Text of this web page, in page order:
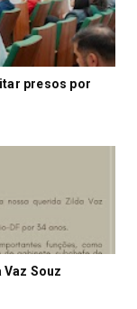
presos por
Souz